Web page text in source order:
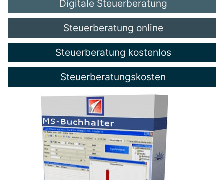
Digitale Steuerberatung
Steuerberatung online
Steuerberatung kostenlos
Steuerberatungskosten